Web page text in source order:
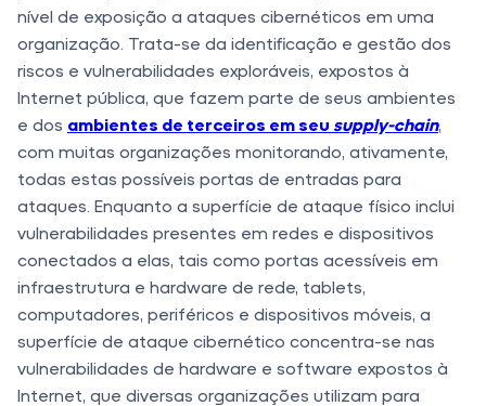
nível de exposição a ataques cibernéticos em uma
organização. Trata-se da identificação e gestão dos
riscos e vulnerabilidades exploráveis, expostos à
Internet pública, ​​que fazem parte de seus ambientes
e dos ambientes de terceiros em seu supply-chain,
com muitas organizações monitorando, ativamente,
todas estas possíveis portas de entradas para
ataques. Enquanto a superfície de ataque físico inclui
vulnerabilidades presentes em redes e dispositivos
conectados a elas, tais como portas acessíveis em
infraestrutura e hardware de rede, tablets,
computadores, periféricos e dispositivos móveis, a
superfície de ataque cibernético concentra-se nas
vulnerabilidades de hardware e software expostos à
Internet, que diversas organizações utilizam para